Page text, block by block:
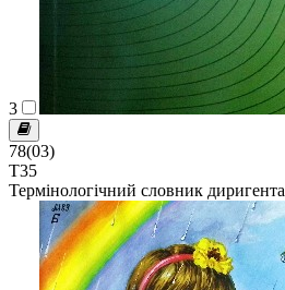
3
78(03)
Т35
Термінологічний словник